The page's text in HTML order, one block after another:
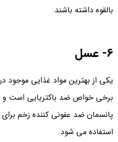
بالقوه داشته باشند.
6- عسل
یکی از بهترین مواد غذایی
برخی خواص ضد باکتریایی است و
پانسمان ضد عفونی کننده زخم
استفاده می شود.